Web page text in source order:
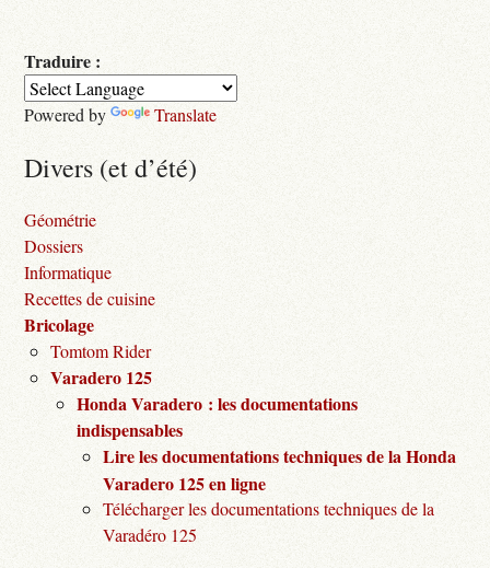
Traduire :
Powered by Translate
Divers (et d’été)
Géométrie
Dossiers
Informatique
Recettes de cuisine
Bricolage
Tomtom Rider
Varadero 125
Honda Varadero : les documentations
indispensables
Lire les documentations techniques de la Honda
Varadero 125 en ligne
Télécharger les documentations techniques de la
Varadéro 125